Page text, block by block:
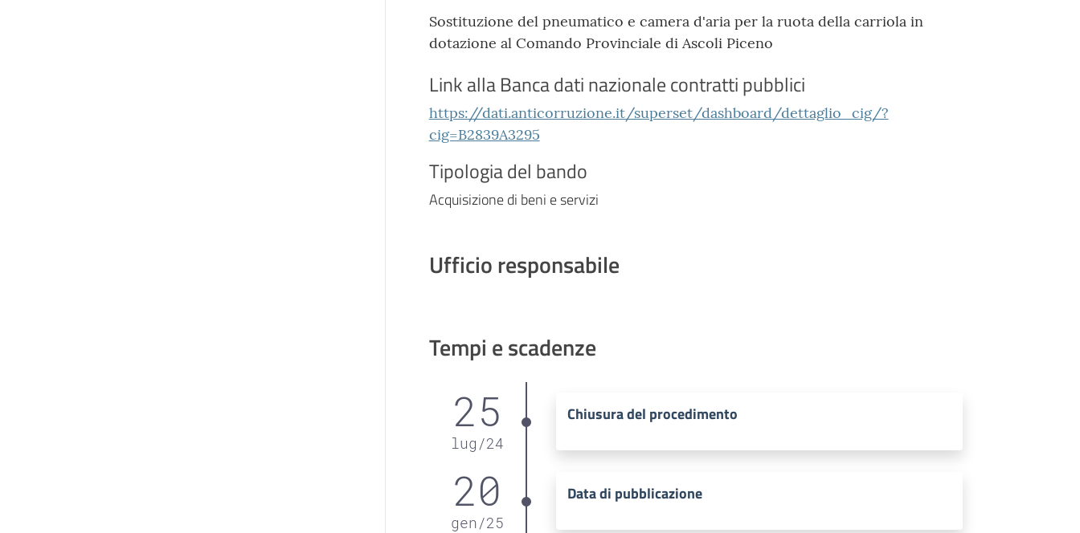
Sostituzione del pneumatico e camera d'aria per la ruota della carriola in
dotazione al Comando Provinciale di Ascoli Piceno
Link alla Banca dati nazionale contratti pubblici
https://dati.anticorruzione.it/superset/dashboard/dettaglio_cig/?
cig=B2839A3295
Tipologia del bando
Acquisizione di beni e servizi
Ufficio responsabile
Tempi e scadenze
25
lug /24
Chiusura del procedimento
20
gen/25
Data di pubblicazione